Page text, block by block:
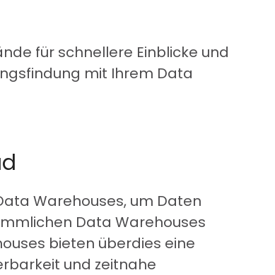
für schnellere Einblicke und
mit Ihrem Data
Warehouses, um Daten
Data Warehouses
bieten überdies eine
und zeitnahe